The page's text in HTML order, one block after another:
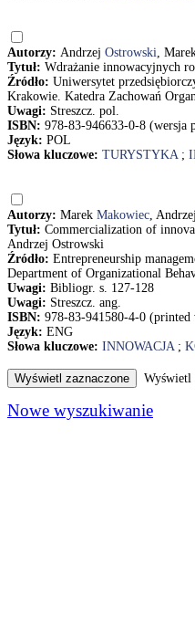
Autorzy: Andrzej Ostrowski,
Tytuł: Wdrażanie innowacyjnych
Źródło: Uniwersytet
Krakowie. Katedra Zachowań
Uwagi: Streszcz. pol.
ISBN: 978-83-946633-0-8 (wersja
Język: POL
Słowa kluczowe: TURYSTYKA;
Autorzy: Marek Makowiec, Andrzej
Tytuł: Commercialization of
Andrzej Ostrowski
Źródło: Entrepreneurship
Department of Organizational
Uwagi: Bibliogr. s. 127-128
Uwagi: Streszcz. ang.
ISBN: 978-83-941580-4-0
Język: ENG
Słowa kluczowe: INNOWACJA;
Wyświetl
Nowe wyszukiwanie